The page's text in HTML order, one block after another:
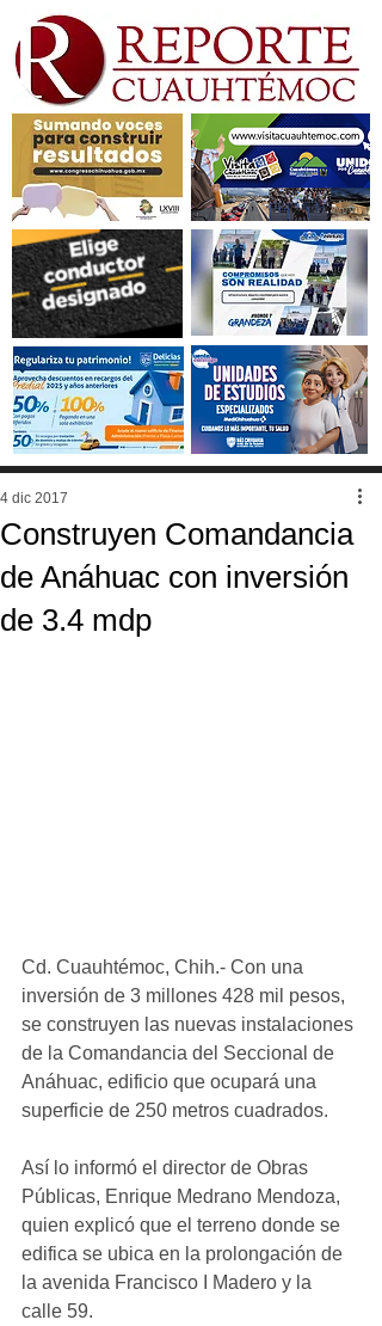
Construyen Comandancia
de Anáhuac con inversión
de 3.4 mdp
4 dic 2017
Cd. Cuauhtémoc, Chih.- Con una
inversión de 3 millones 428 mil pesos,
se construyen las nuevas instalaciones
de la Comandancia del Seccional de
Anáhuac, edificio que ocupará una
superficie de 250 metros cuadrados.
Así lo informó el director de Obras
Públicas, Enrique Medrano Mendoza,
quien explicó que el terreno donde se
edifica se ubica en la prolongación de
la avenida Francisco I Madero y la
calle 59.